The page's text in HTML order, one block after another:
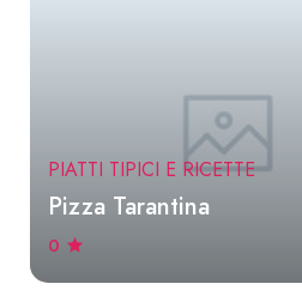
PIATTI TIPICI E RICETTE
Pizza Tarantina
0